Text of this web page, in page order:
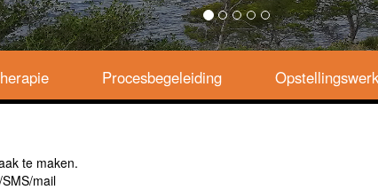
Procesbegeleiding Opstellingswerk
te maken.
mail